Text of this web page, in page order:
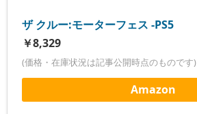
ザ クルー:モーターフェス -PS5
￥8,329
(価格・在庫状況は記事公開時点のものです)
Amazon